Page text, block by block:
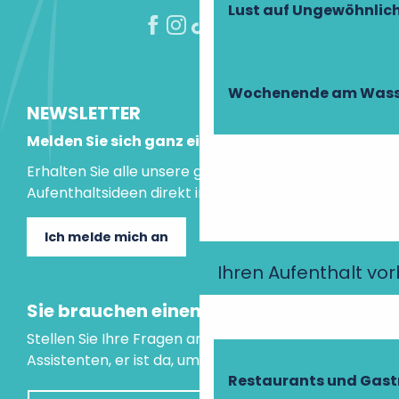
Lust auf
Wochenende am
Ihren Aufenthalt
Restaurants und
NEWSLETTER
Melden Sie sich ganz einfach an!
Erhalten Sie alle unsere guten Tipps und
Aufenthaltsideen direkt in Ihre Mailbox.
Ich melde mich an
Sie brauchen einen Rat?
Stellen Sie Ihre Fragen an unseren virtuellen
Assistenten, er ist da, um Ihnen zu helfen.